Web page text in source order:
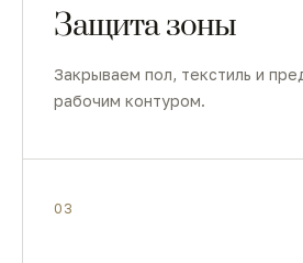
Защита зоны
Закрываем пол, текстиль и
рабочим контуром.
03